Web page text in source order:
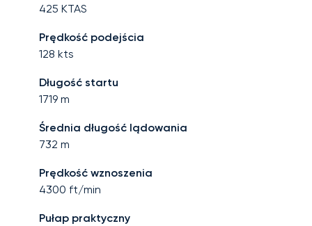
425 KTAS
Prędkość podejścia
128 kts
Długość startu
1719 m
Średnia długość lądowania
732 m
Prędkość wznoszenia
4300 ft/min
Pułap praktyczny